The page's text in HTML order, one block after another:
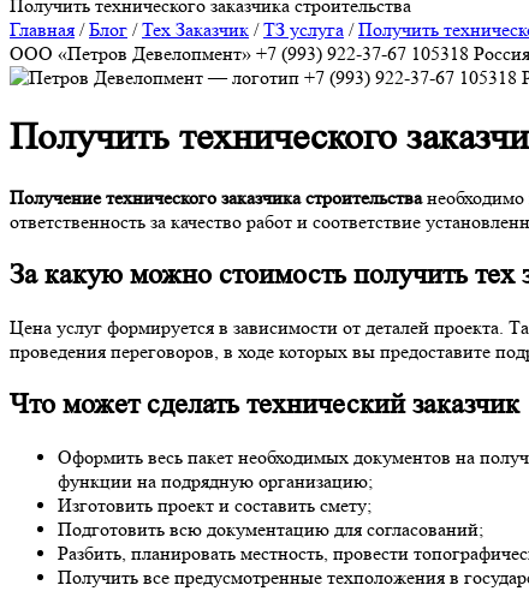
Получить технического заказчика строительства
Главная /Блог /Тех Заказчик /ТЗ услуга /Получить
ООО «Петров Девелопмент» +7 (993) 922-37-67 105318 Россия
+7 (993) 922-37-67 105318
Получить технического
Получение технического заказчика строительстванеобходимо
ответственность за качество работ и соответствие
За какую можностоимость получить тех
Цена услуг формируется в зависимости от деталей проекта.
проведения переговоров, в ходе которых вы предоставите
Что можетсделать технический заказчик
Оформить весь пакет необходимых документов на
функции на подрядную организацию;
Изготовить проект и составить смету;
Подготовить всю документацию для согласований;
Разбить, планировать местность, провести
Получить все предусмотренные техположения в